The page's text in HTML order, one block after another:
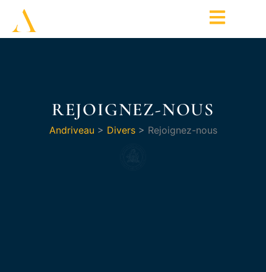
REJOIGNEZ-NOUS
Andriveau > Divers > Rejoignez-nous